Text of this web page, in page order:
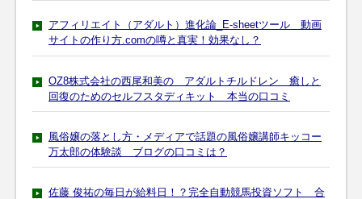
アフィリエイト（アダルト）進化論_E-sheetツール 動画
サイトの作り方.comの噂と真実！効果なし？
OZ8株式会社の西尾和美の アダルトチルドレン 癒しと
回復のためのセルフスタディキット 本当の口コミ
風俗嬢の落とし方・メディアで話題の風俗嬢講師キッコー
万太郎の体験談 ブログの口コミは？
佐藤 俊祐の毎日が給料日！？完全自動競馬投資ソフト 合